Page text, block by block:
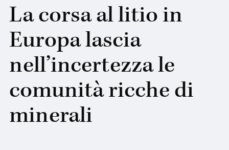
La corsa al litio in
Europa lascia
nell’incertezza le
comunità ricche di
minerali